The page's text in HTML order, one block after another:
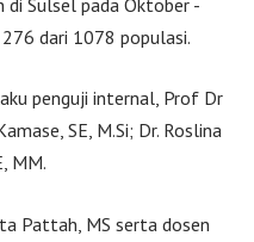
dari 1078 populasi.
penguji internal, Prof Dr
SE, M.Si; Dr. Roslina
MM.
Pattah, MS serta dosen